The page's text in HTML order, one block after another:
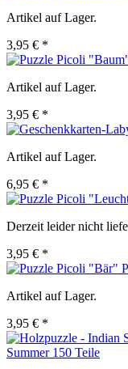
Artikel auf Lager.
3,95 € *
Artikel auf Lager.
3,95 € *
Artikel auf Lager.
6,95 € *
Derzeit leider nicht
3,95 € *
Artikel auf Lager.
3,95 € *
Summer 150 Teile